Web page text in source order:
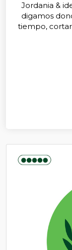
Jordania &
digamos
tiempo,